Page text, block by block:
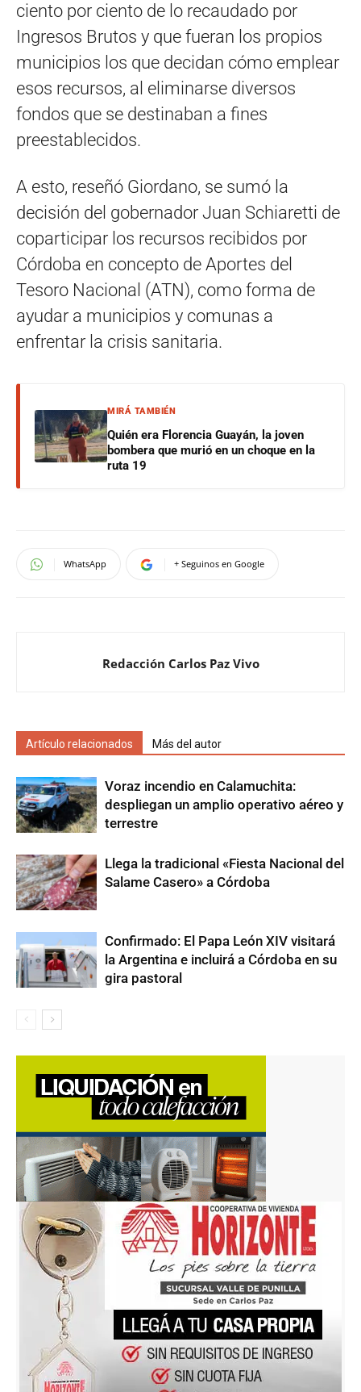
ciento por ciento de lo recaudado por
Ingresos Brutos y que fueran los propios
municipios los que decidan cómo emplear
esos recursos, al eliminarse diversos
fondos que se destinaban a fines
preestablecidos.
A esto, reseñó Giordano, se sumó la
decisión del gobernador Juan Schiaretti de
coparticipar los recursos recibidos por
Córdoba en concepto de Aportes del
Tesoro Nacional (ATN), como forma de
ayudar a municipios y comunas a
enfrentar la crisis sanitaria.
MIRÁ TAMBIÉN
Quién era Florencia Guayán, la joven
bombera que murió en un choque en la
ruta 19
WhatsApp + Seguinos en Google
Redacción Carlos Paz Vivo
Artículo relacionados Más del autor
Voraz incendio en Calamuchita:
despliegan un amplio operativo aéreo y
terrestre
Llega la tradicional «Fiesta Nacional del
Salame Casero» a Córdoba
Confirmado: El Papa León XIV visitará
la Argentina e incluirá a Córdoba en su
gira pastoral